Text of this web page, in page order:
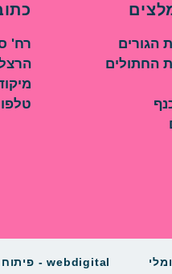
הגורים
החתולים
רח'
מיקוד:
טלפון: 09-
webdigital - פיתוח אתרים